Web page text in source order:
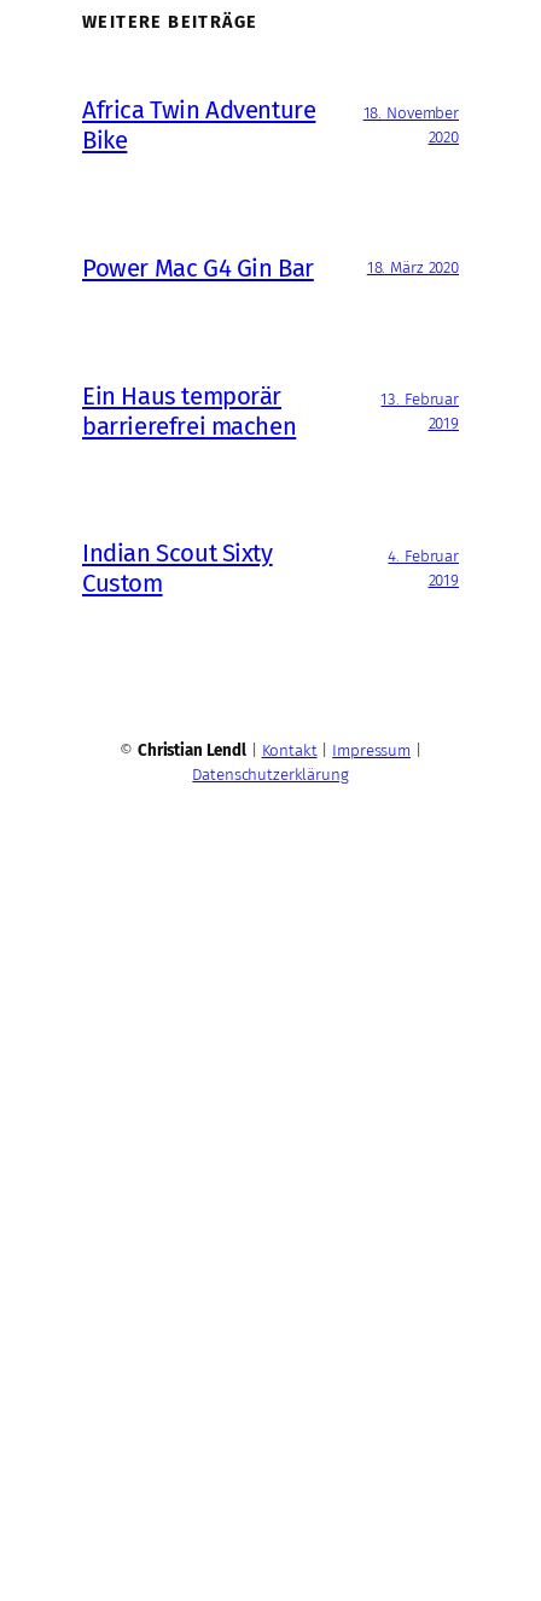
WEITERE BEITRÄGE
Africa Twin Adventure
Bike
18. November
2020
Power Mac G4 Gin Bar 18. März 2020
Ein Haus temporär
barrierefrei machen
13. Februar
2019
Indian Scout Sixty
Custom
4. Februar
2019
© Christian Lendl| Kontakt| Impressum
Datenschutzerklärung